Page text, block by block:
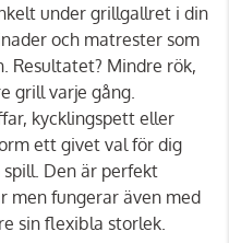
under grillgallret i din
och matrester som
Resultatet? Mindre rök,
grill varje gång.
kycklingspett eller
ett givet val för dig
Den är perfekt
men fungerar även med
sin flexibla storlek.